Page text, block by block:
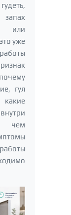
или
уже
гул
какие
чем